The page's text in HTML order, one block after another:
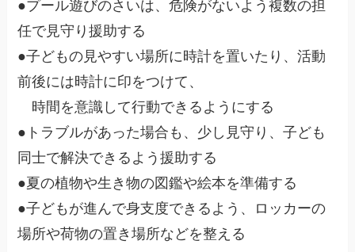
●プール遊びのさいは、危険がないよう複数の担
任で見守り援助する
●子どもの見やすい場所に時計を置いたり、活動
前後には時計に印をつけて、
時間を意識して行動できるようにする
●トラブルがあった場合も、少し見守り、子ども
同士で解決できるよう援助する
●夏の植物や生き物の図鑑や絵本を準備する
●子どもが進んで身支度できるよう、ロッカーの
場所や荷物の置き場所などを整える